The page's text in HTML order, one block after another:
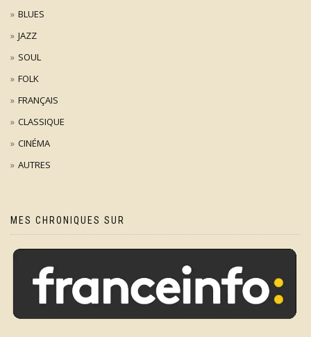
BLUES
JAZZ
SOUL
FOLK
FRANÇAIS
CLASSIQUE
CINÉMA
AUTRES
MES CHRONIQUES SUR